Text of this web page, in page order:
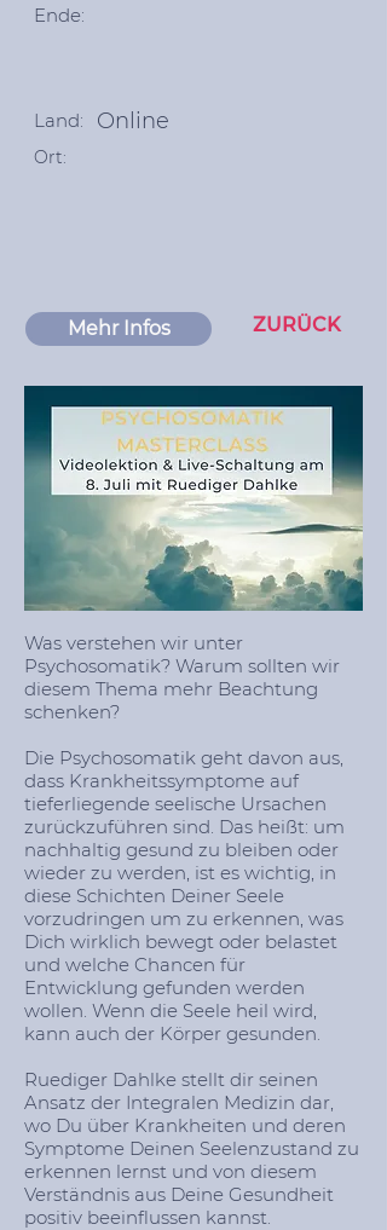
Ende:
Land: Online
Ort:
Mehr Infos ZURÜCK
Was verstehen wir unter
Psychosomatik? Warum sollten wir
diesem Thema mehr Beachtung
schenken?
Die Psychosomatik geht davon aus,
dass Krankheitssymptome auf
tieferliegende seelische Ursachen
zurückzuführen sind. Das heißt: um
nachhaltig gesund zu bleiben oder
wieder zu werden, ist es wichtig, in
diese Schichten Deiner Seele
vorzudringen um zu erkennen, was
Dich wirklich bewegt oder belastet
und welche Chancen für
Entwicklung gefunden werden
wollen. Wenn die Seele heil wird,
kann auch der Körper gesunden.
Ruediger Dahlke stellt dir seinen
Ansatz der Integralen Medizin dar,
wo Du über Krankheiten und deren
Symptome Deinen Seelenzustand zu
erkennen lernst und von diesem
Verständnis aus Deine Gesundheit
positiv beeinflussen kannst.